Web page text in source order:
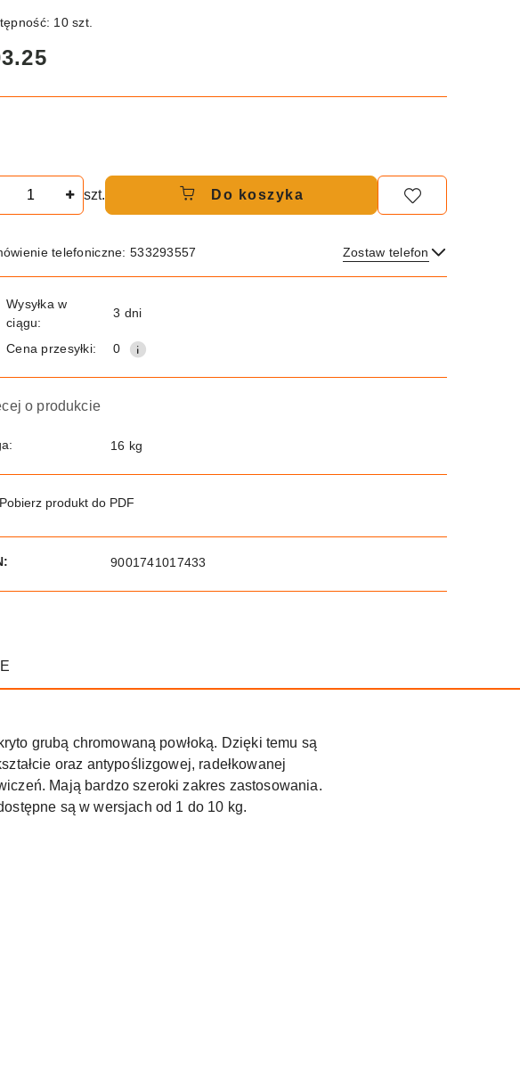
10szt.
szt. Do koszyka
telefoniczne: 533293557 Zostaw telefon
Wyślij
Wysyłka w
ciągu:
3 dni
Cena przesyłki: 0
o produkcie
16 kg
Pobierz produkt do PDF
9001741017433
grubą chromowaną powłoką. Dzięki temu są
oraz antypoślizgowej, radełkowanej
Mają bardzo szeroki zakres zastosowania.
są w wersjach od 1 do 10 kg.